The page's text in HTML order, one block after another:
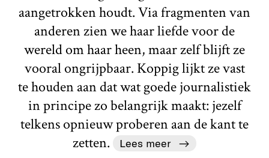
aangetrokken houdt. Via fragmenten van
anderen zien we haar liefde voor de
wereld om haar heen, maar zelf blijft ze
vooral ongrijpbaar. Koppig lijkt ze vast
te houden aan dat wat goede journalistiek
in principe zo belangrijk maakt: jezelf
telkens opnieuw proberen aan de kant te
zetten.
Lees meer